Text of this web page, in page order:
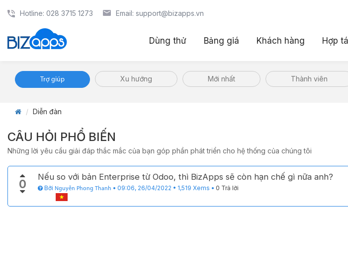
Hotline: 028 3715 1273 Email: support@bizapps.vn
Dùng thử Bảng giá Khách hàng Hợp
Trợ giúp Xu hướng Mới nhất Thành viên
Diễn đàn
CÂU HỎI PHỔ BIẾN
Những lời yêu cầu giải đáp thắc mắc của bạn góp phần phát triển cho hệ thống của chúng tôi
0
Nếu so với bản Enterprise từ Odoo, thì BizApps sẽ còn hạn chế gì nữa anh?
Bởi Nguyễn Phong Thanh • 09:06, 26/04/2022 • 1,519 Xems • 0 Trả lời